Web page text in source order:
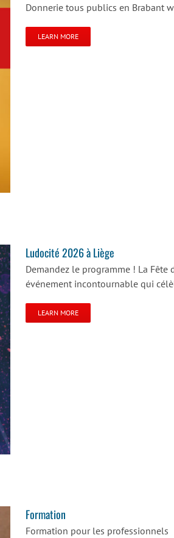
Donnerie tous publics en Brabant
LEARN MORE
Ludocité 2026 à Liège
Demandez le programme ! La
événement incontournable qui
LEARN MORE
Formation
Formation pour les professionnels